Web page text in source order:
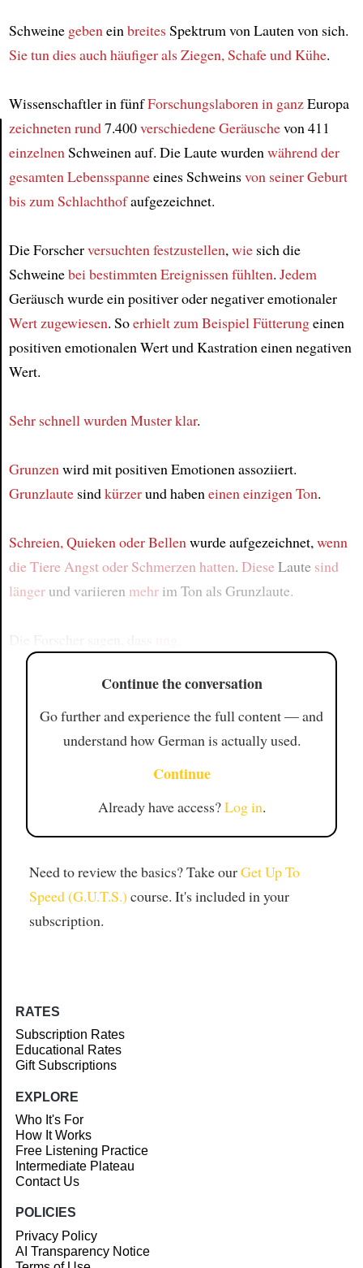
Schweine gebeneinbreitesSpektrum von Lauten von sich.
Sie tun dies auch häufigerals Ziegen, Schafe und Kühe.
Wissenschaftler in fünfForschungslaborenin ganzEuropa
zeichnetenrund7.400verschiedene Geräuschevon 411
einzelnenSchweinen auf. Die Laute wurdenwährend der
gesamten Lebensspanneeines Schweinsvon seiner Geburt
bis zum Schlachthofaufgezeichnet.
Die Forscherversuchten festzustellen,wiesich die
Schweinebei bestimmten Ereignissenfühlten. Jedem
Geräusch wurde ein positiver oder negativer emotionaler
Wertzugewiesen. Soerhieltzum BeispielFütterungeinen
positiven emotionalen Wert und Kastration einen negativen
Wert.
Sehr schnellwurdenMusterklar.
Grunzenwird mit positiven Emotionen assoziiert.
Grunzlautesindkürzerund habeneinen einzigen Ton.
Schreien, Quieken oder Bellenwurde aufgezeichnet,wenn
die TiereAngst oder Schmerzen hatten. DieseLaute sind
längerund variieren mehrim Ton als Grunzlaute.
Continue the conversation
Go further and experience the full content — and
understand how German is actually used.
Continue
Already have access?Log in.
Need to review the basics? Take ourGet Up To
Speed (G.U.T.S.) course. It's included in your
subscription.
RATES
Subscription Rates
Educational Rates
Gift Subscriptions
EXPLORE
Who It's For
How It Works
Free Listening Practice
Intermediate Plateau
Contact Us
POLICIES
Privacy Policy
AI Transparency Notice